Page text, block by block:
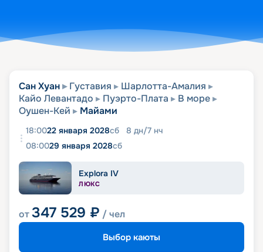
Сан Хуан Густавия
Шарлотта-Амалия
Кайо Левантадо
Пуэрто-Плата
В море
Оушен-Кей
Майами
18:0022 января 2028сб 8 дн/7 нч
08:0029 января 2028сб
Explora IV
ЛЮКС
от347 529 ₽ / чел
Выбор каюты